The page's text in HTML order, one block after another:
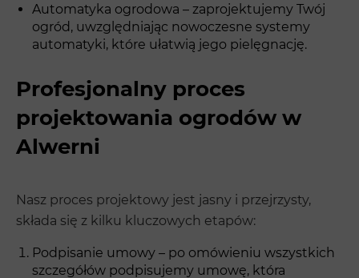
Automatyka ogrodowa – zaprojektujemy Twój
ogród, uwzględniając nowoczesne systemy
automatyki, które ułatwią jego pielęgnację.
Profesjonalny proces
projektowania ogrodów w
Alwerni
Nasz proces projektowy jest jasny i przejrzysty,
składa się z kilku kluczowych etapów:
Podpisanie umowy – po omówieniu wszystkich
szczegółów podpisujemy umowę, która